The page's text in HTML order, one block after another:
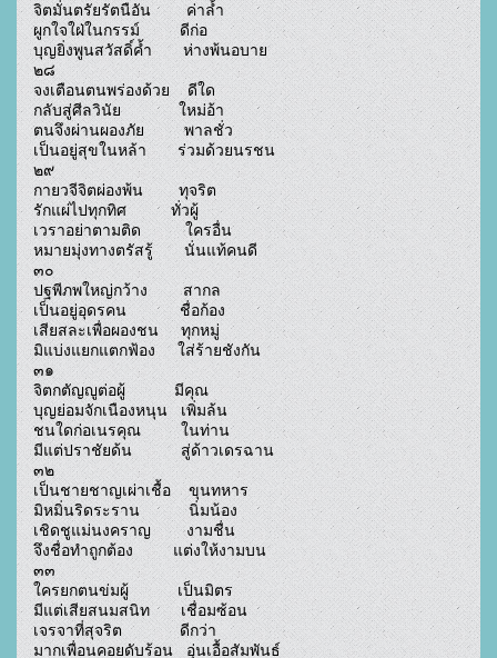
จิตมั่นตรัยรัตนือัน        ค่าล้ำ
ผูกใจใฝ่ในกรรม์         ดีก่อ
บุญยิ่งพูนสวัสดิ์ค้ำ       ห่างพ้นอบาย
๒๘
จงเตือนตนพร่องด้วย    ดีใด
กลับสู่ศีลวินัย             ใหม่อ้า
ตนจึงผ่านผองภัย         พาลชั่ว
เป็นอยู่สุขในหล้า       ร่วมด้วยนรชน
๒๙
กายวจีจิตผ่องพ้น        ทุจริต
รักแผ่ไปทุกทิศ          ทั่วผู้
เวราอย่าตามติด          ใครอื่น
หมายมุ่งทางตรัสรู้       นั่นแท้คนดี
๓๐
ปฐพีภพใหญ่กว้าง        สากล
เป็นอยู่อุดรคน            ชื่อก้อง
เสียสละเพื่อผองชน     ทุกหมู่
มิแบ่งแยกแตกฟ้อง     ใส่ร้ายชังกัน
๓๑
จิตกตัญญูต่อผู้           มีคุณ
บุญย่อมจักเนืองหนุน   เพิ่มล้น
ชนใดก่อเนรคุณ         ในท่าน
มีแต่ปราชัยด้น           สู่ด้าวเดรฉาน
๓๒
เป็นชายชาญเผ่าเชื้อ    ขุนทหาร
มิหมิ่นริดระราน           นิ่มน้อง
เชิดชูแม่นงคราญ        งามชื่น
จึงชื่อทำถูกต้อง         แต่งให้งามบน
๓๓
ใครยกตนข่มผู้           เป็นมิตร
มีแต่เสียสนมสนิท       เชื่อมซ้อน
เจรจาที่สุจริต             ดีกว่า
มากเพื่อนคอยดับร้อน   อุ่นเอื้อสัมพันธ์